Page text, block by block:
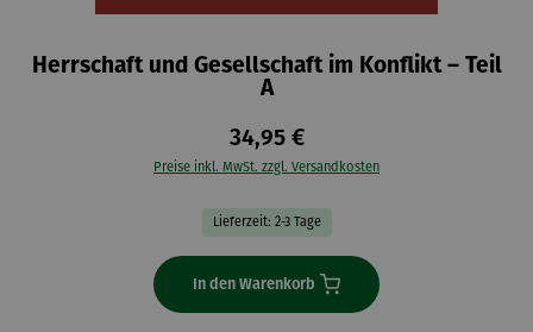
Herrschaft und Gesellschaft im Konflikt – Teil
A
34,95 €
Preise inkl. MwSt. zzgl. Versandkosten
Lieferzeit: 2-3 Tage
In den Warenkorb